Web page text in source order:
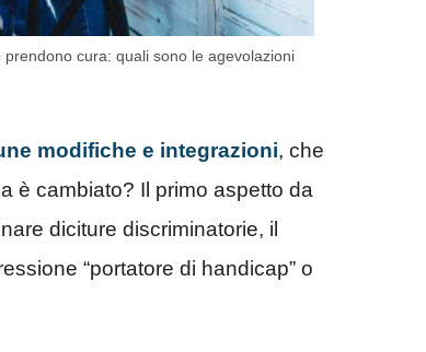
cura: quali sono le agevolazioni
modifiche e integrazioni, che
è cambiato? Il primo aspetto da
diciture discriminatorie, il
“portatore di handicap” o